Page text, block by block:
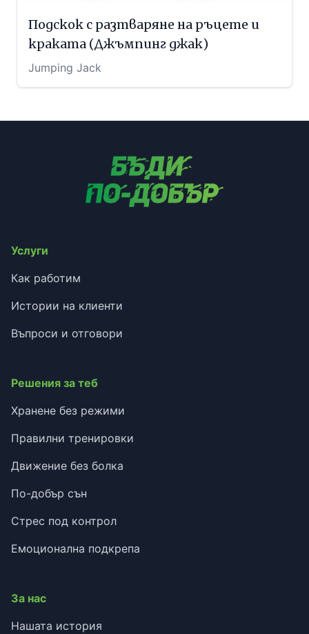
Подскок с разтваряне на ръцете и
краката (Джъмпинг джак)
Jumping Jack
Услуги
Как работим
Истории на клиенти
Въпроси и отговори
Решения за теб
Хранене без режими
Правилни тренировки
Движение без болка
По-добър сън
Стрес под контрол
Емоционална подкрепа
За нас
Нашата история